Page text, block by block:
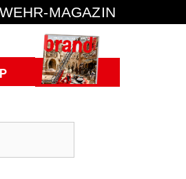
MAGAZIN
Heft